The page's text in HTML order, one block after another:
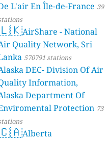
De L'air En Île-de-France 39
stations
🇱🇰AirShare - National
Air Quality Network, Sri
Lanka 570791 stations
Alaska DEC- Division Of Air
Quality Information,
Alaska Department Of
Enviromental Protection 73
stations
🇨🇦Alberta